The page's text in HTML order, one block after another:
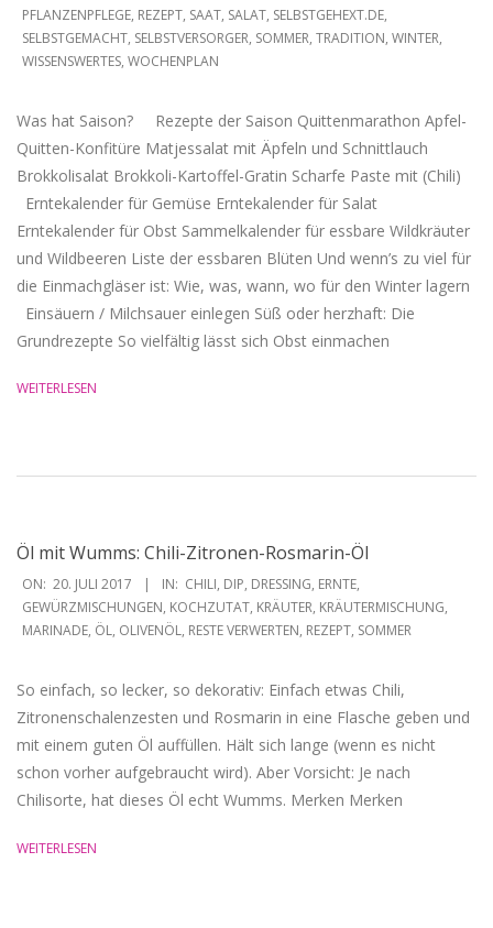
PFLANZENPFLEGE, REZEPT, SAAT, SALAT, SELBSTGEHEXT.DE,
SELBSTGEMACHT, SELBSTVERSORGER, SOMMER, TRADITION, WINTER,
WISSENSWERTES, WOCHENPLAN
Was hat Saison? Rezepte der Saison Quittenmarathon Apfel-
Quitten-Konfitüre Matjessalat mit Äpfeln und Schnittlauch
Brokkolisalat Brokkoli-Kartoffel-Gratin Scharfe Paste mit (Chili)
Erntekalender für Gemüse Erntekalender für Salat
Erntekalender für Obst Sammelkalender für essbare Wildkräuter
und Wildbeeren Liste der essbaren Blüten Und wenn’s zu viel für
die Einmachgläser ist: Wie, was, wann, wo für den Winter lagern
Einsäuern / Milchsauer einlegen Süß oder herzhaft: Die
Grundrezepte So vielfältig lässt sich Obst einmachen
WEITERLESEN
Öl mit Wumms: Chili-Zitronen-Rosmarin-Öl
2017-
07-
20
ON: 20. JULI 2017 IN: CHILI, DIP, DRESSING, ERNTE,
GEWÜRZMISCHUNGEN, KOCHZUTAT, KRÄUTER, KRÄUTERMISCHUNG,
MARINADE, ÖL, OLIVENÖL, RESTE VERWERTEN, REZEPT, SOMMER
So einfach, so lecker, so dekorativ: Einfach etwas Chili,
Zitronenschalenzesten und Rosmarin in eine Flasche geben und
mit einem guten Öl auffüllen. Hält sich lange (wenn es nicht
schon vorher aufgebraucht wird). Aber Vorsicht: Je nach
Chilisorte, hat dieses Öl echt Wumms. Merken Merken
WEITERLESEN